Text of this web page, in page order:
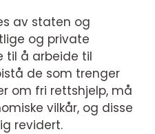
av staten og
og private
til å arbeide til
de som trenger
om fri rettshjelp, må
vilkår, og disse
revidert.